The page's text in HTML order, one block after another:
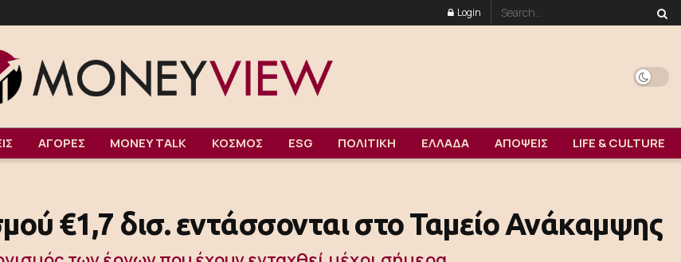
Login
ΑΓΟΡΕΣ MONEY TALK ΚΟΣΜΟΣ ESG ΠΟΛΙΤΙΚΗ ΕΛΛΑΔΑ ΑΠΟΨΕΙΣ LIFE & CULTURE
€1,7 δισ. εντάσσονται στο Ταμείο Ανάκαμψης